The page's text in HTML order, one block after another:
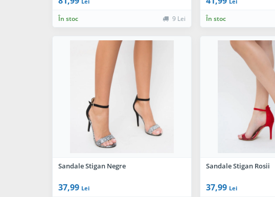
În stoc 9 Lei În stoc
Sandale Stigan Negre
37,99 Lei
Sandale Stigan Rosii
37,99 Lei